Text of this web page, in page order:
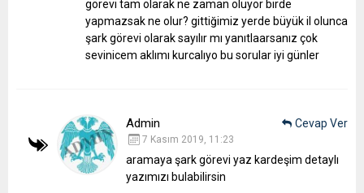
görevi tam olarak ne zaman oluyor birde
yapmazsak ne olur? gittiğimiz yerde büyük il olunca
şark görevi olarak sayılır mı yanıtlaarsanız çok
sevinicem aklımı kurcalıyo bu sorular iyi günler
Admin
7 Kasım 2019, 11:23
aramaya şark görevi yaz kardeşim detaylı
yazımızı bulabilirsin
Cevap Ver